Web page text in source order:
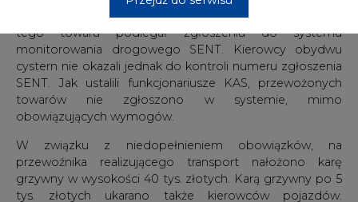
tego towaru podlegał zgłoszeniu do systemu
monitorowania drogowego SENT. Kierowcy obydwu
cystern nie okazali jednak do kontroli numeru zgłoszenia
SENT. Jak ustalili funkcjonariusze KAS, przewożonych
towarów nie zgłoszono w systemie, mimo
obowiązujących wymogów.
W związku z niedopełnieniem obowiązków, na
przewoźnika realizującego transport nałożono karę
grzywny w wysokości 40 tys. złotych. Karą grzywny po 5
tys. złotych ukarano także kierowców pojazdów.